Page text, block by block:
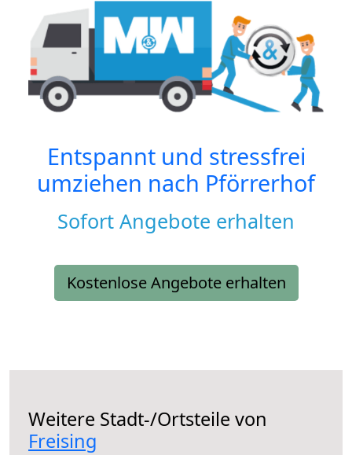
Entspannt und stressfrei
umziehen nach Pförrerhof
Sofort Angebote erhalten
Kostenlose Angebote erhalten
Weitere Stadt-/Ortsteile von
Freising